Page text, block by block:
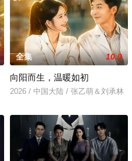
全集 10.0
向阳而生，温暖如初
2026 / 中国大陆 / 张乙萌＆刘承林